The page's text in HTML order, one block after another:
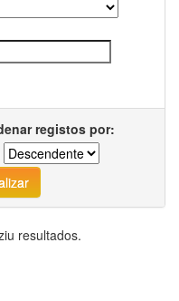
registos por:
resultados.